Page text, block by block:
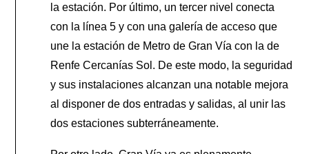
la estación. Por último, un tercer nivel conecta
con la línea 5 y con una galería de acceso que
une la estación de Metro de Gran Vía con la de
Renfe Cercanías Sol. De este modo, la seguridad
y sus instalaciones alcanzan una notable mejora
al disponer de dos entradas y salidas, al unir las
dos estaciones subterráneamente.